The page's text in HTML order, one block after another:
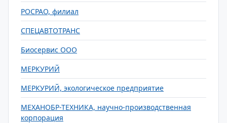
РОСРАО, филиал
СПЕЦАВТОТРАНС
Биосервис ООО
МЕРКУРИЙ
МЕРКУРИЙ, экологическое предприятие
МЕХАНОБР-ТЕХНИКА, научно-производственная
корпорация